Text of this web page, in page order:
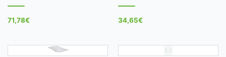
71,78€ 34,65€